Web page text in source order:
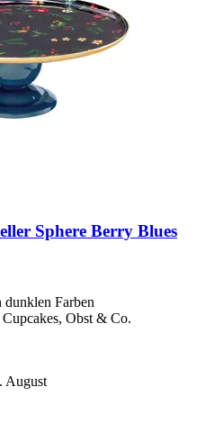
Sphere Berry Blues
dunklen Farben
Obst & Co.
August